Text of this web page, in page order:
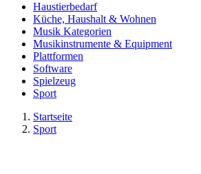
Haustierbedarf
Küche, Haushalt & Wohnen
Musik Kategorien
Musikinstrumente & Equipment
Plattformen
Software
Spielzeug
Sport
Startseite
Sport